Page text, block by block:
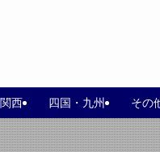
関西 四国・九州 その